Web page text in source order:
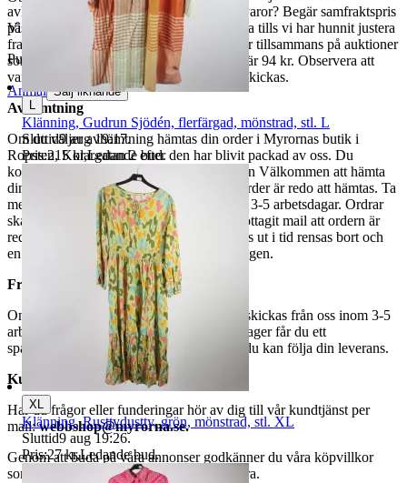
avhämtning. Vill du att vi samfraktar fler varor? Begär samfraktspris
på din Traderasida och vänta med att betala tills vi har hunnit justera
fraktpriset. Vi samfraktar upp till fyra varor tillsammans på auktioner
som avslutas samma dag. Samfraktspriset är 94 kr. Observera att
varor märkta endast avhämtning inte kan skickas.
Avhämtning
Om du väljer avhämtning hämtas din order i Myrornas butik i
Ropsten, Kolargatan 2 efter den har blivit packad av oss. Du
kommer att få ett separat mail med rubriken Välkommen att hämta
din order på Myrorna i Ropsten! när din order är redo att hämtas. Ta
med legitimation. Hanteringstiden är cirka 3-5 arbetsdagar. Ordrar
ska hämtas senast 7 dagar efter att man mottagit mail att ordern är
redo för avhämtning. Ordrar som ej hämtas ut i tid rensas bort och
en avgift på 84 kr dras av från återbetalningen.
Frakt
Om du har valt frakt kommer din vara att skickas från oss inom 3-5
arbetsdagar. När din vara har lämnat vårt lager får du ett
spårningsnummer av DSV inom kort där du kan följa din leverans.
Kundservice
Har du frågor eller funderingar hör av dig till vår kundtjänst per
mail:webbshop@myrorna.se.
Genom att buda på våra annonser godkänner du våra köpvillkor
som du hittar på vår infosida här på Tradera.
Visningar
Publicerad
12 jun 19:57
Anmäl Sälj liknande
Klänning, Gudrun Sjödén, flerfärgad, mönstrad, stl. L
Sluttid9 aug 19:17.
Pris:215 kr,Ledande bud.
XL
Klänning, Rusttydustty, grön, mönstrad, stl. XL
Sluttid9 aug 19:26.
Pris:27 kr,Ledande bud.